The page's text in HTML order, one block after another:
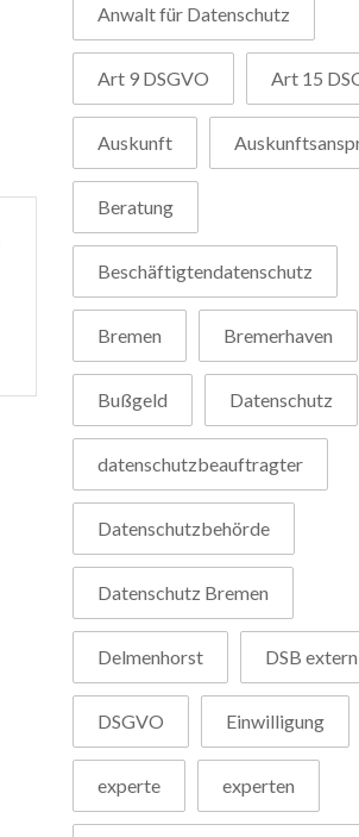
Anwalt für Datenschutz
Art 9 DSGVO Art 15
Auskunft
Beratung
Beschäftigtendatenschutz
Bremen Bremerhaven
Bußgeld Datenschutz
datenschutzbeauftragter
Datenschutzbehörde
Datenschutz Bremen
Delmenhorst DSB extern
DSGVO Einwilligung
experte experten